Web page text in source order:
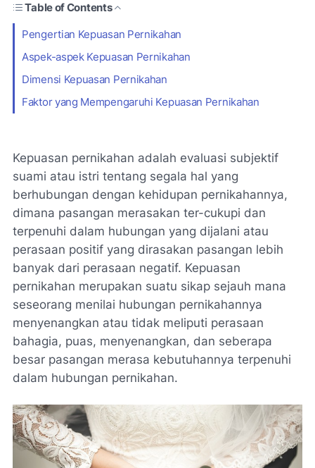
Table of Contents
Pengertian Kepuasan Pernikahan
Aspek-aspek Kepuasan Pernikahan
Dimensi Kepuasan Pernikahan
Faktor yang Mempengaruhi Kepuasan Pernikahan
Kepuasan pernikahan adalah evaluasi subjektif
suami atau istri tentang segala hal yang
berhubungan dengan kehidupan pernikahannya,
dimana pasangan merasakan ter-cukupi dan
terpenuhi dalam hubungan yang dijalani atau
perasaan positif yang dirasakan pasangan lebih
banyak dari perasaan negatif. Kepuasan
pernikahan merupakan suatu sikap sejauh mana
seseorang menilai hubungan pernikahannya
menyenangkan atau tidak meliputi perasaan
bahagia, puas, menyenangkan, dan seberapa
besar pasangan merasa kebutuhannya terpenuhi
dalam hubungan pernikahan.